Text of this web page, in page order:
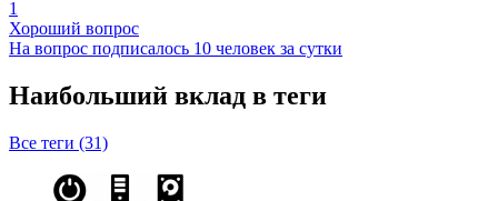
1
Хороший вопрос
На вопрос подписалось 10 человек за сутки
Наибольший вклад в теги
Все теги (31)